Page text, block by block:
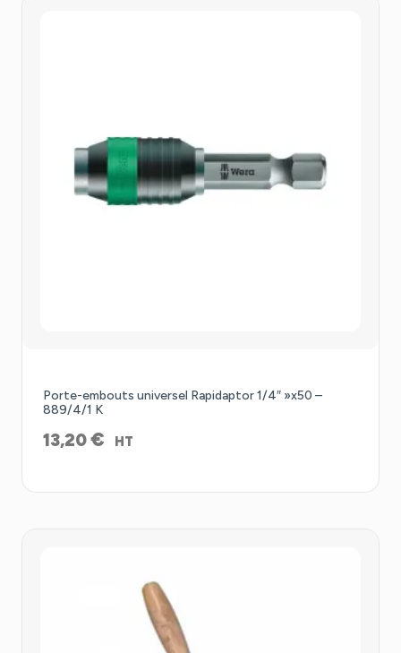
Porte-embouts universel Rapidaptor 1/4″ »x50 –
889/4/1 K
13,20€ HT